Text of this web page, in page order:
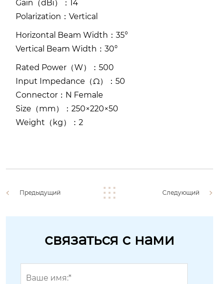
Gain（dBi）：14
Polarization：Vertical
Horizontal Beam Width：35°
Vertical Beam Width：30°
Rated Power（W）：500
Input Impedance（Ω）：50
Connector：N Female
Size（mm）：250×220×50
Weight（kg）：2
Предыдущий Следующий
связаться с нами